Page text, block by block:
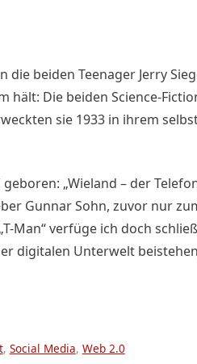
beiden Teenager Jerry
hält: Die beiden Science-
sie 1933 in ihrem
„Wieland – der
Gunnar Sohn, zuvor nur
Man“ verfüge ich doch
digitalen Unterwelt
, Social Media, Web 2.0